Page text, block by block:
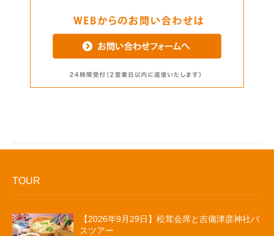
TOUR
【2026年9月29日】松茸会席と吉備津彦神社バ
スツアー